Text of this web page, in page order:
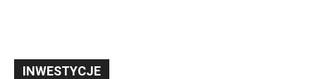
INWESTYCJE